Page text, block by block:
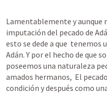
Lamentablemente y aunque
imputación del pecado de
esto se dede a que
Adán. Y por el hecho de que
poseemos una naturaleza
amados hermanos,  El
condición y después como